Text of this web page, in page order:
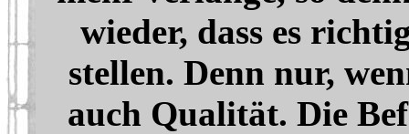
wieder, dass es
stellen. Denn nur,
auch Qualität. Die